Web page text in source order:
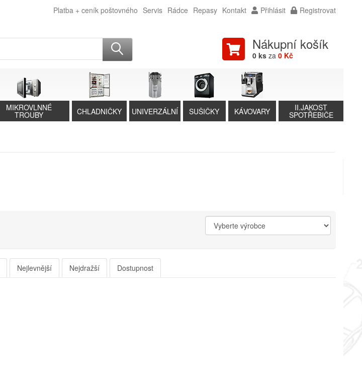
Platba + ceník poštovného Servis Rádce Repasy Kontakt Přihlásit Registrovat
Nákupní košík
0 ks za 0 Kč
MIKROVLNNÉ
TROUBY CHLADNIČKY UNIVERZÁLNÍ SUŠIČKY KÁVOVARY II.JAKOST
SPOTŘEBIČE
Nejlevnější Nejdražší Dostupnost